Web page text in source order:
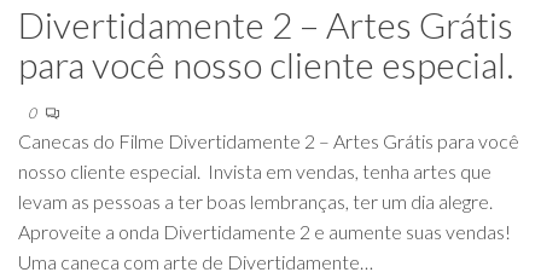
Divertidamente 2 – Artes Grátis
para você nosso cliente especial.
0
Canecas do Filme Divertidamente 2 – Artes Grátis para você
nosso cliente especial. Invista em vendas, tenha artes que
levam as pessoas a ter boas lembranças, ter um dia alegre.
Aproveite a onda Divertidamente 2 e aumente suas vendas!
Uma caneca com arte de Divertidamente…